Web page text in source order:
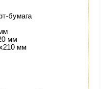
бумага
мм
мм